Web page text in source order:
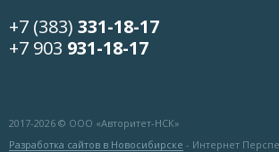
+7 (383) 331-18-17
+7 903 931-18-17
2017-2026 © ООО «Авторитет-НСК»
Разработка сайтов в Новосибирске - Интернет